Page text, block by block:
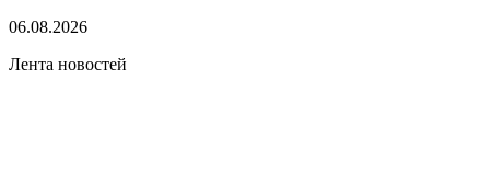
06.08.2026
Лента новостей